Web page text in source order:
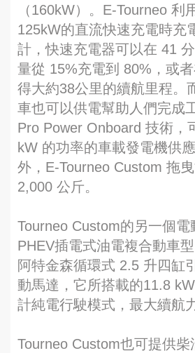
（160kW）。E-Tourneo 利
125kW的直流快速充電時充
計，快速充電器可以在 41
量從 15%充電到 80%，或
得大約38公里的續航里程。
車也可以供電幫助人們完成
Pro Power Onboard 技術，
kW 的功率的車載發電機供
外，E-Tourneo Custom 拖
2,000 公斤。
Tourneo Custom的另一個
PHEV插電式油電複合動車
阿特金森循環式 2.5 升四缸
動馬達，它所搭載的11.8
計純電行駛模式，最大續航
Tourneo Custom也可提供